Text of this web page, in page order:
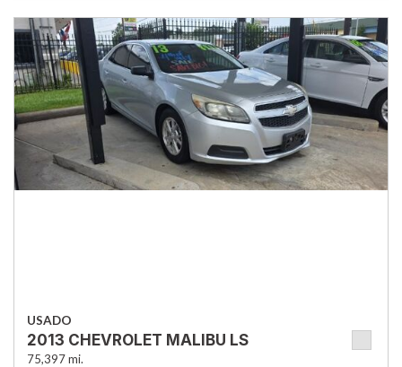
USADO
2013 CHEVROLET MALIBU LS
75,397 mi.